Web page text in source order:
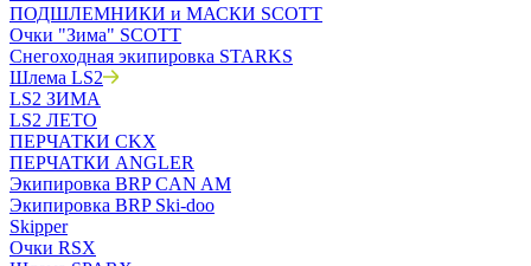
ПОДШЛЕМНИКИ и МАСКИ SCOTT
Очки "Зима" SCOTT
Снегоходная экипировка STARKS
Шлема LS2
LS2 ЗИМА
LS2 ЛЕТО
ПЕРЧАТКИ CKX
ПЕРЧАТКИ ANGLER
Экипировка BRP CAN AM
Экипировка BRP Ski-doo
Skipper
Очки RSX